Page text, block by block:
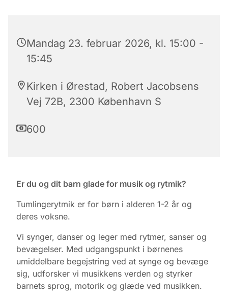
Mandag 23. februar 2026, kl. 15:00 -
15:45
Kirken i Ørestad, Robert Jacobsens
Vej 72B, 2300 København S
600
Er du og dit barn glade for musik og rytmik?
Tumlingerytmik er for børn i alderen 1-2 år og
deres voksne.
Vi synger, danser og leger med rytmer, sanser og
bevægelser. Med udgangspunkt i børnenes
umiddelbare begejstring ved at synge og bevæge
sig, udforsker vi musikkens verden og styrker
barnets sprog, motorik og glæde ved musikken.